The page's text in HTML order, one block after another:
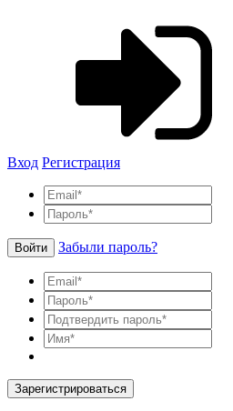
Вход Регистрация
Войти Забыли пароль?
Зарегистрироваться